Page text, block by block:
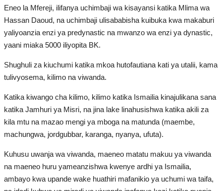
Eneo la Mfereji, ilifanya uchimbaji wa kisayansi katika Mlima wa
Hassan Daoud, na uchimbaji ulisababisha kuibuka kwa makaburi
yaliyoanzia enzi ya predynastic na mwanzo wa enzi ya dynastic,
yaani miaka 5000 iliyopita BK.
Shughuli za kiuchumi katika mkoa hutofautiana kati ya utalii, kama
tulivyosema, kilimo na viwanda.
Katika kiwango cha kilimo, kilimo katika Ismailia kinajulikana sana
katika Jamhuri ya Misri, na jina lake linahusishwa katika akili za
kila mtu na mazao mengi ya mboga na matunda (maembe,
machungwa, jordgubbar, karanga, nyanya, ufuta).
Kuhusu uwanja wa viwanda, maeneo matatu makuu ya viwanda
na maeneo huru yameanzishwa kwenye ardhi ya Ismailia,
ambayo kwa upande wake huathiri mafanikio ya uchumi wa taifa,